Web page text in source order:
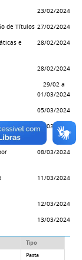
23/02/2024
de Títulos 27/02/2024
e
28/02/2024
28/02/2024
29/02 a
01/03/2024
05/03/2024
de
06/03/2024
08/03/2024
11/03/2024
12/03/2024
13/03/2024
Tipo
Pasta